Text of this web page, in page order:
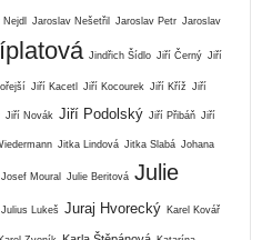
Jaroslav Nešetřil Jaroslav Petr Jaroslav
Jindřich Šídlo Jiří Černý Jiří
Jiří Kacetl Jiří Kocourek Jiří Kříž Jiří
Jiří Novák Jiří Podolský Jiří Přibáň Jiří
Jitka Lindová Jitka Slabá Johana
Josef Moural Julie Beritová Julie
Julius Lukeš Juraj Hvorecký Karel Kovář